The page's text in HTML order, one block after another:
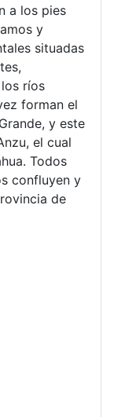
a los pies
y
situadas
ríos
forman el
y este
el cual
Todos
confluyen y
de